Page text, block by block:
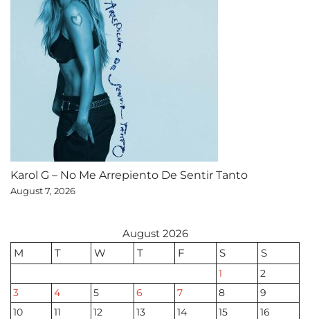
Karol G – No Me Arrepiento De Sentir Tanto
August 7, 2026
August 2026
M
T W T F S S
1
2
3
4 5 6 7 8
9
10
11 12 13 14 15
16